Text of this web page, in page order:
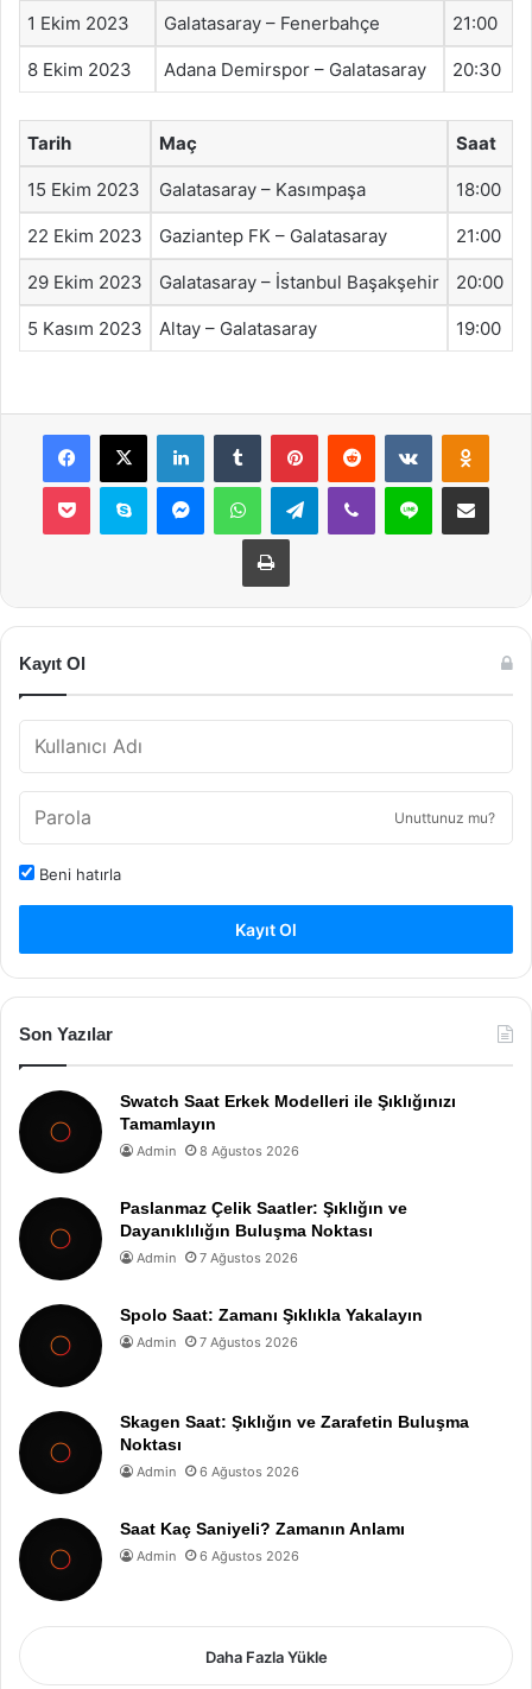
1 Ekim 2023 Galatasaray – Fenerbahçe 21:00
8 Ekim 2023 Adana Demirspor – Galatasaray 20:30
Tarih Maç Saat
15 Ekim 2023 Galatasaray – Kasımpaşa 18:00
22 Ekim 2023 Gaziantep FK – Galatasaray 21:00
29 Ekim 2023 Galatasaray – İstanbul Başakşehir 20:00
5 Kasım 2023 Altay – Galatasaray 19:00
Facebook
X LinkedInTumblr PinterestReddit VKontakte
Pocket Skype MessengerWhatsAppTelegramViber Line E-Posta ile
Yazdır
Kayıt Ol
Unuttunuz mu?
Beni hatırla
Kayıt Ol
Son Yazılar
Swatch Saat Erkek Modelleri ile Şıklığınızı
Tamamlayın
Admin 8 Ağustos 2026
Paslanmaz Çelik Saatler: Şıklığın ve
Dayanıklılığın Buluşma Noktası
Admin 7 Ağustos 2026
Spolo Saat: Zamanı Şıklıkla Yakalayın
Admin 7 Ağustos 2026
Skagen Saat: Şıklığın ve Zarafetin Buluşma
Noktası
Admin 6 Ağustos 2026
Saat Kaç Saniyeli? Zamanın Anlamı
Admin 6 Ağustos 2026
Daha Fazla Yükle